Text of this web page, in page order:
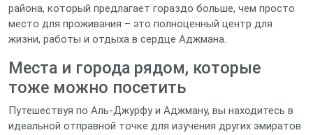
района, который предлагает гораздо больше, чем просто
место для проживания – это полноценный центр для
жизни, работы и отдыха в сердце Аджмана.
Места и города рядом, которые
тоже можно посетить
Путешествуя по Аль-Джурфу и Аджману, вы находитесь в
идеальной отправной точке для изучения других эмиратов